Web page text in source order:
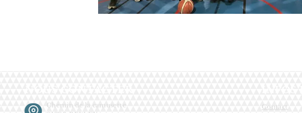
Chemin de la camusette
Contact